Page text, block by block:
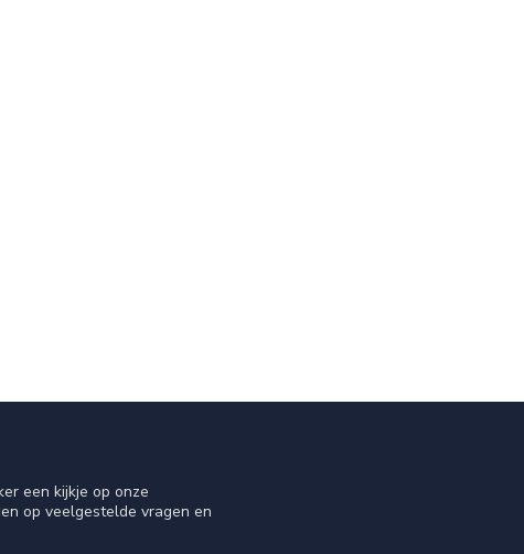
een kijkje op onze
op veelgestelde vragen en